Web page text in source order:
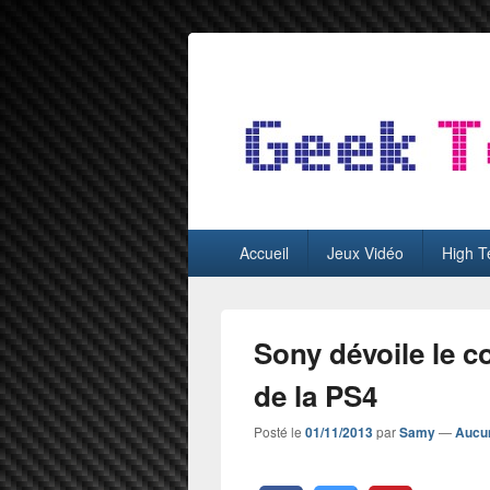
GeekTest
principalAccueil Jeux Vidéo High
Sony dévoile le
de la PS4
Posté le 01/11/2013parSamy—